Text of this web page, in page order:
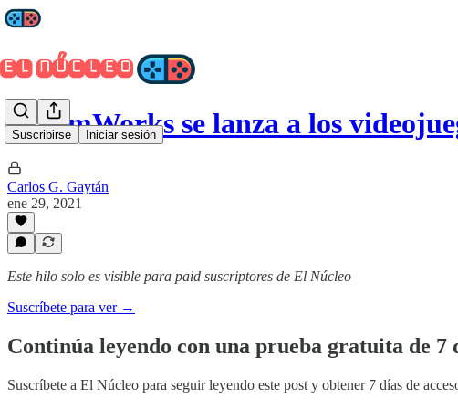
Suscribirse Iniciar sesión
DreamWorks se lanza a los
Carlos G. Gaytán
ene 29, 2021
Este hilo solo es visible para paid suscriptores de El Núcleo
Suscríbete para ver →
Continúa leyendo con una prueba gratuita de 7
Suscríbete a El Núcleo para seguir leyendo este post y obtener 7 días de